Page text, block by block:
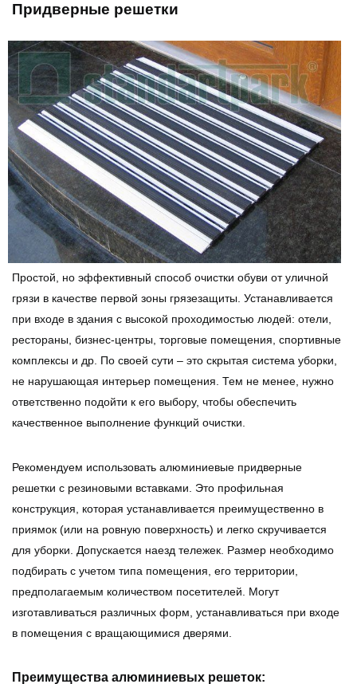
Придверные решетки
Простой, но эффективный способ очистки обуви от уличной
грязи в качестве первой зоны грязезащиты. Устанавливается
при входе в здания с высокой проходимостью людей: отели,
рестораны, бизнес-центры, торговые помещения, спортивные
комплексы и др. По своей сути – это скрытая система уборки,
не нарушающая интерьер помещения. Тем не менее, нужно
ответственно подойти к его выбору, чтобы обеспечить
качественное выполнение функций очистки.
Рекомендуем использовать алюминиевые придверные
решетки с резиновыми вставками. Это профильная
конструкция, которая устанавливается преимущественно в
приямок (или на ровную поверхность) и легко скручивается
для уборки. Допускается наезд тележек. Размер необходимо
подбирать с учетом типа помещения, его территории,
предполагаемым количеством посетителей. Могут
изготавливаться различных форм, устанавливаться при входе
в помещения с вращающимися дверями.
Преимущества алюминиевых решеток: